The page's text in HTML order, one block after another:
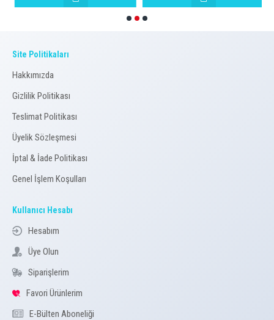
Site Politikaları
Hakkımızda
Gizlilik Politikası
Teslimat Politikası
Üyelik Sözleşmesi
İptal & İade Politikası
Genel İşlem Koşulları
Kullanıcı Hesabı
Hesabım
Üye Olun
Siparişlerim
Favori Ürünlerim
E-Bülten Aboneliği